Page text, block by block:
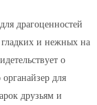
драгоценностей
гладких и нежных на
о
для
друзьям и